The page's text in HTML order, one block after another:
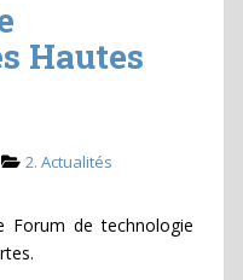
Hautes
2. Actualités
Forum de technologie